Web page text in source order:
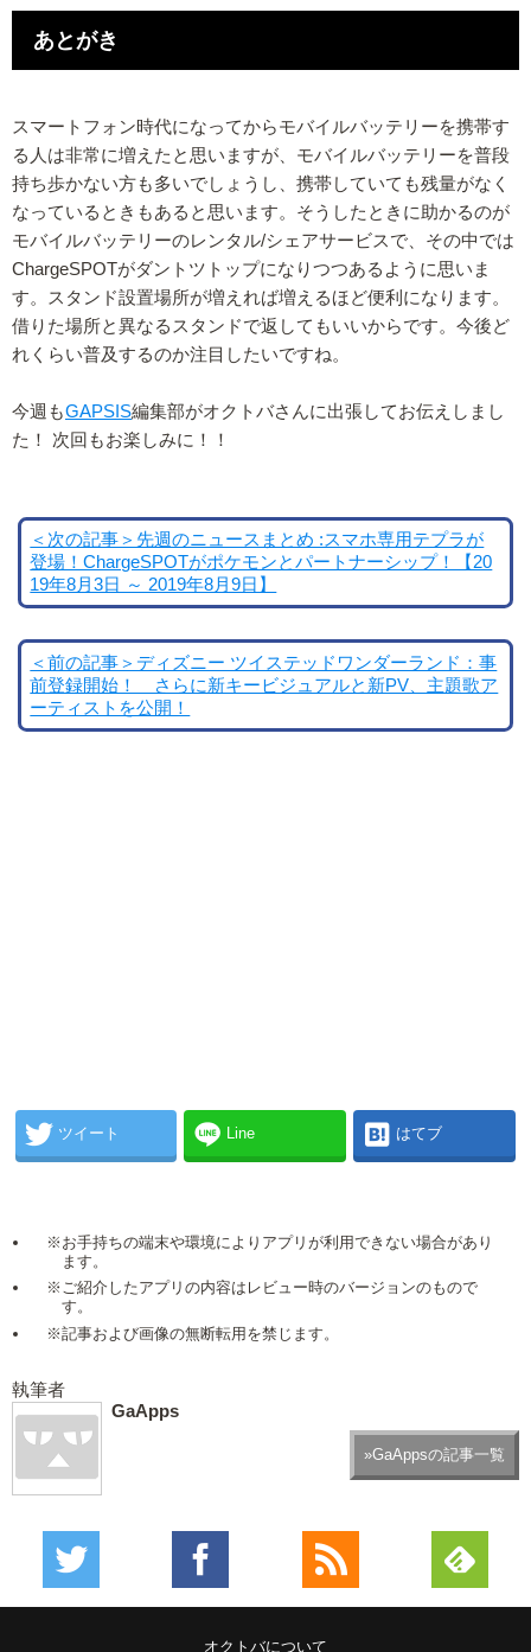
あとがき
スマートフォン時代になってからモバイルバッテリーを携帯す
る人は非常に増えたと思いますが、モバイルバッテリーを普段
持ち歩かない方も多いでしょうし、携帯していても残量がなく
なっているときもあると思います。そうしたときに助かるのが
モバイルバッテリーのレンタル/シェアサービスで、その中では
ChargeSPOTがダントツトップになりつつあるように思いま
す。スタンド設置場所が増えれば増えるほど便利になります。
借りた場所と異なるスタンドで返してもいいからです。今後ど
れくらい普及するのか注目したいですね。
今週もGAPSIS編集部がオクトバさんに出張してお伝えしまし
た！ 次回もお楽しみに！！
＜次の記事＞先週のニュースまとめ :スマホ専用テプラが
登場！ChargeSPOTがポケモンとパートナーシップ！【20
19年8月3日 ～ 2019年8月9日】
＜前の記事＞ディズニー ツイステッドワンダーランド：事
前登録開始！ さらに新キービジュアルと新PV、主題歌ア
ーティストを公開！
ツイート Line はてブ
※お手持ちの端末や環境によりアプリが利用できない場合があり
ます。
※ご紹介したアプリの内容はレビュー時のバージョンのもので
す。
※記事および画像の無断転用を禁じます。
執筆者
GaApps
»GaAppsの記事一覧
オクトバについて